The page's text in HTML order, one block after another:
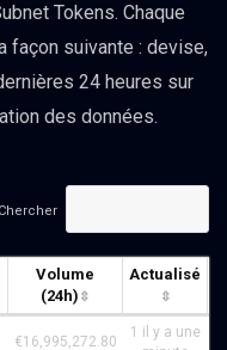
Tokens. Chaque
façon suivante : devise,
24 heures sur
des données.
Chercher
Volume
(24h)
Actualisé
€16,995,272.80
1 il y a une